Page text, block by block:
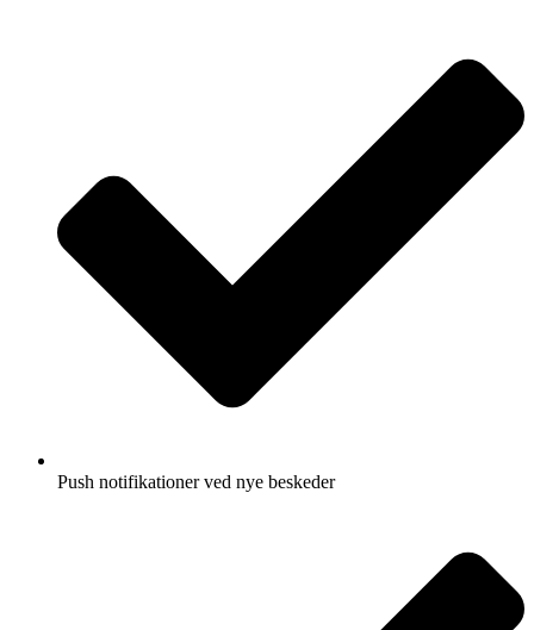
Push notifikationer ved nye beskeder